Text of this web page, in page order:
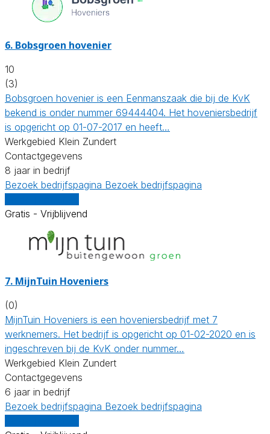
6. Bobsgroen hovenier
10
(3)
Bobsgroen hovenier is een Eenmanszaak die bij de KvK
bekend is onder nummer 69444404. Het hoveniersbedrijf
is opgericht op 01-07-2017 en heeft…
Werkgebied Klein Zundert
Contactgegevens
8 jaar in bedrijf
Bezoek bedrijfspagina Bezoek bedrijfspagina
Gratis - Vrijblijvend
7. MijnTuin Hoveniers
(0)
MijnTuin Hoveniers is een hoveniersbedrijf met 7
werknemers. Het bedrijf is opgericht op 01-02-2020 en is
ingeschreven bij de KvK onder nummer…
Werkgebied Klein Zundert
Contactgegevens
6 jaar in bedrijf
Bezoek bedrijfspagina Bezoek bedrijfspagina